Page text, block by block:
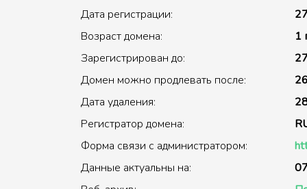
Дата регистрации:
Возраст домена:
1
Зарегистрирован до:
Домен можно продлевать после:
Дата удаления:
Регистратор домена:
Форма связи с администратором:
Данные актуальны на: